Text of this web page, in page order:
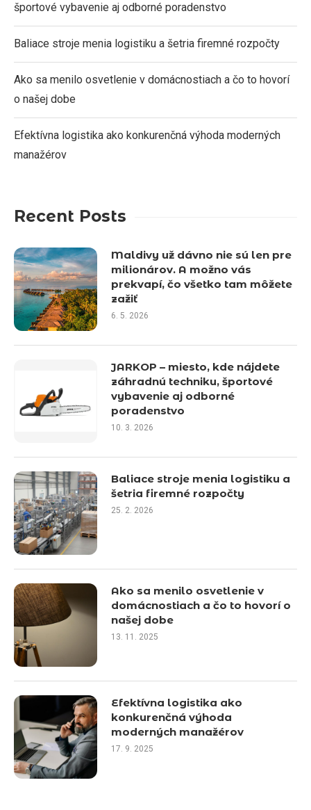
športové vybavenie aj odborné poradenstvo
Baliace stroje menia logistiku a šetria firemné rozpočty
Ako sa menilo osvetlenie v domácnostiach a čo to hovorí
o našej dobe
Efektívna logistika ako konkurenčná výhoda moderných
manažérov
Recent Posts
Maldivy už dávno nie sú len pre
milionárov. A možno vás
prekvapí, čo všetko tam môžete
zažiť
6. 5. 2026
JARKOP – miesto, kde nájdete
záhradnú techniku, športové
vybavenie aj odborné
poradenstvo
10. 3. 2026
Baliace stroje menia logistiku a
šetria firemné rozpočty
25. 2. 2026
Ako sa menilo osvetlenie v
domácnostiach a čo to hovorí o
našej dobe
13. 11. 2025
Efektívna logistika ako
konkurenčná výhoda
moderných manažérov
17. 9. 2025